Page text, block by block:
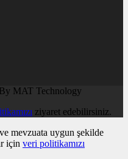
MAT Technology
ziyaret edebilirsiniz.
mevzuata uygun şekilde
için veri politikamızı